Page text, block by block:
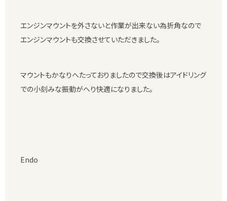
エンジンマウントを外さないと作業が出来ない為折角なので
エンジンマウントも交換させていただきました。
マウントもかなりへたっておりましたので交換後はアイドリング
での小刻みな振動がへり快適になりました。
Endo